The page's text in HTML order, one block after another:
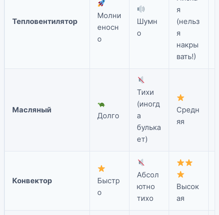
Тепловентилятор
Молни
еносн
о
Шумн
о
я
(нельз
я
накры
вать!)
Масляный
Долго
Тихи
(иногд
а
булька
ет)
Средн
яя
Конвектор
Быстр
о
Абсол
ютно
тихо
Высок
ая